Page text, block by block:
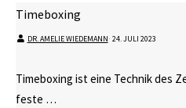
Timeboxing
DR. AMELIE WIEDEMANN⋅ 24. JULI 2023
Timeboxing ist eine Technik des
feste …